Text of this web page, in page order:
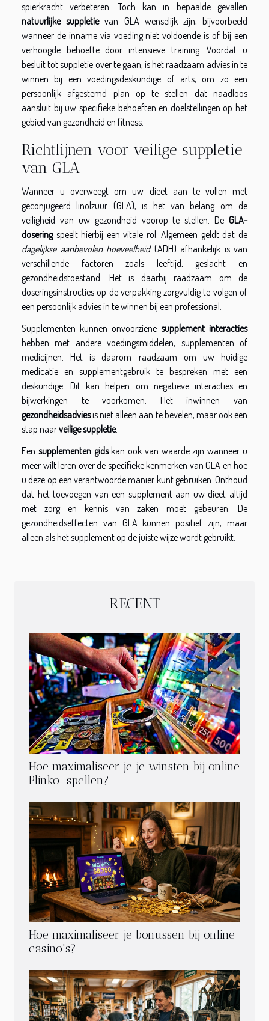
spierkracht verbeteren. Toch kan in bepaalde gevallen
natuurlijke suppletievan GLA wenselijk zijn, bijvoorbeeld
wanneer de inname via voeding niet voldoende is of bij een
verhoogde behoefte door intensieve training. Voordat u
besluit tot suppletie over te gaan, is het raadzaam advies in te
winnen bij een voedingsdeskundige of arts, om zo een
persoonlijk afgestemd plan op te stellen dat naadloos
aansluit bij uw specifieke behoeften en doelstellingen op het
gebied van gezondheid en fitness.
Richtlijnen voor veilige suppletie
van GLA
Wanneer u overweegt om uw dieet aan te vullen met
geconjugeerd linolzuur (GLA), is het van belang om de
veiligheid van uw gezondheid voorop te stellen. De GLA-
doseringspeelt hierbij een vitale rol. Algemeen geldt dat de
dagelijkse aanbevolen hoeveelheid(ADH) afhankelijk is van
verschillende factoren zoals leeftijd, geslacht en
gezondheidstoestand. Het is daarbij raadzaam om de
doseringsinstructies op de verpakking zorgvuldig te volgen of
een persoonlijk advies in te winnen bij een professional.
Supplementen kunnen onvoorziene supplement interacties
hebben met andere voedingsmiddelen, supplementen of
medicijnen. Het is daarom raadzaam om uw huidige
medicatie en supplementgebruik te bespreken met een
deskundige. Dit kan helpen om negatieve interacties en
bijwerkingen te voorkomen. Het inwinnen van
gezondheidsadviesis niet alleen aan te bevelen, maar ook een
stap naarveilige suppletie.
Een supplementen gidskan ook van waarde zijn wanneer u
meer wilt leren over de specifieke kenmerken van GLA en hoe
u deze op een verantwoorde manier kunt gebruiken. Onthoud
dat het toevoegen van een supplement aan uw dieet altijd
met zorg en kennis van zaken moet gebeuren. De
gezondheidseffecten van GLA kunnen positief zijn, maar
alleen als het supplement op de juiste wijze wordt gebruikt.
RECENT
Hoe maximaliseer je je winsten bij online
Plinko-spellen?
Hoe maximaliseer je bonussen bij online
casino's?